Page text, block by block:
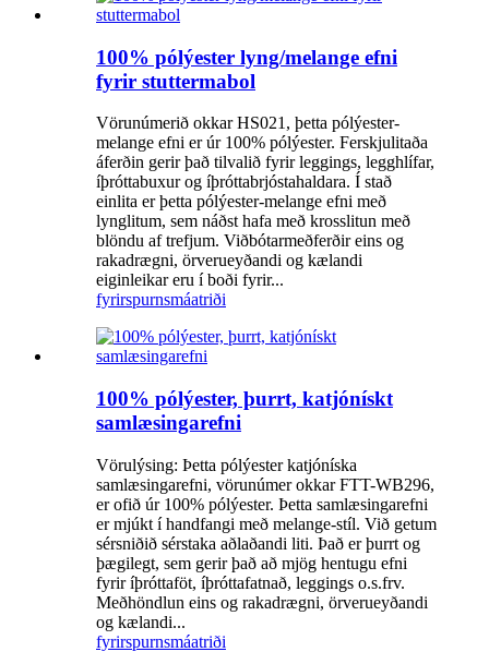
100% pólýester lyng/melange efni
fyrir stuttermabol
Vörunúmerið okkar HS021, þetta pólýester-
melange efni er úr 100% pólýester. Ferskjulitaða
áferðin gerir það tilvalið fyrir leggings, legghlífar,
íþróttabuxur og íþróttabrjóstahaldara. Í stað
einlita er þetta pólýester-melange efni með
lynglitum, sem náðst hafa með krosslitun með
blöndu af trefjum. Viðbótarmeðferðir eins og
rakadrægni, örverueyðandi og kælandi
eiginleikar eru í boði fyrir...
fyrirspurnsmáatriði
100% pólýester, þurrt, katjónískt
samlæsingarefni
Vörulýsing: Þetta pólýester katjóníska
samlæsingarefni, vörunúmer okkar FTT-WB296,
er ofið úr 100% pólýester. Þetta samlæsingarefni
er mjúkt í handfangi með melange-stíl. Við getum
sérsniðið sérstaka aðlaðandi liti. Það er þurrt og
þægilegt, sem gerir það að mjög hentugu efni
fyrir íþróttaföt, íþróttafatnað, leggings o.s.frv.
Meðhöndlun eins og rakadrægni, örverueyðandi
og kælandi...
fyrirspurnsmáatriði